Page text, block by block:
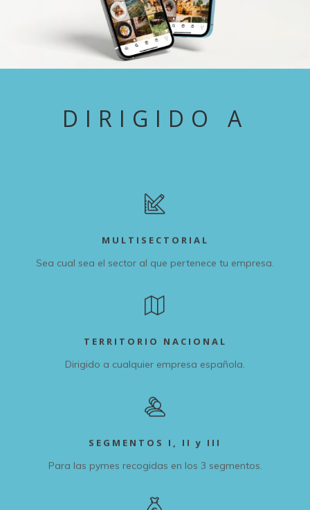
DIRIGIDO A
MULTISECTORIAL
Sea cual sea el sector al que pertenece tu empresa.
TERRITORIO NACIONAL
Dirigido a cualquier empresa española.
SEGMENTOS I, II y III
Para las pymes recogidas en los 3 segmentos.